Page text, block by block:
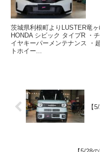
茨城県利根町よりLUSTER竜
HONDA シビック タイプR ・
イヤキーパーメンテナンス ・
トホイー...
【